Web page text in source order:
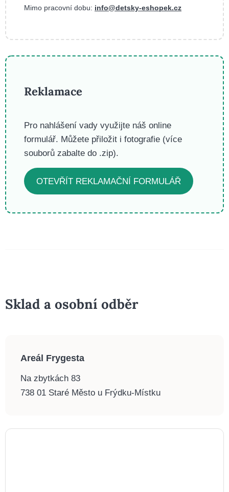
Mimo pracovní dobu: info@detsky-eshopek.cz
Reklamace
Pro nahlášení vady využijte náš online
formulář. Můžete přiložit i fotografie (více
souborů zabalte do .zip).
OTEVŘÍT REKLAMAČNÍ FORMULÁŘ
Sklad a osobní odběr
Areál Frygesta
Na zbytkách 83
738 01 Staré Město u Frýdku-Místku